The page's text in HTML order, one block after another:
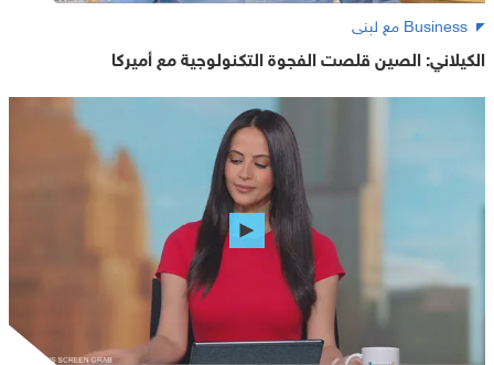
Business مع لبنى
الكيلاني: الصين قلصت الفجوة التكنولوجية مع أميركا